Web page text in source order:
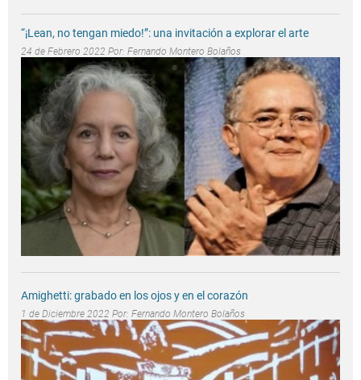
“¡Lean, no tengan miedo!”: una invitación a explorar el arte
24 de Febrero 2022 Por: Fernando Montero Bolaños
Amighetti: grabado en los ojos y en el corazón
1 de Diciembre 2022 Por: Fernando Montero Bolaños